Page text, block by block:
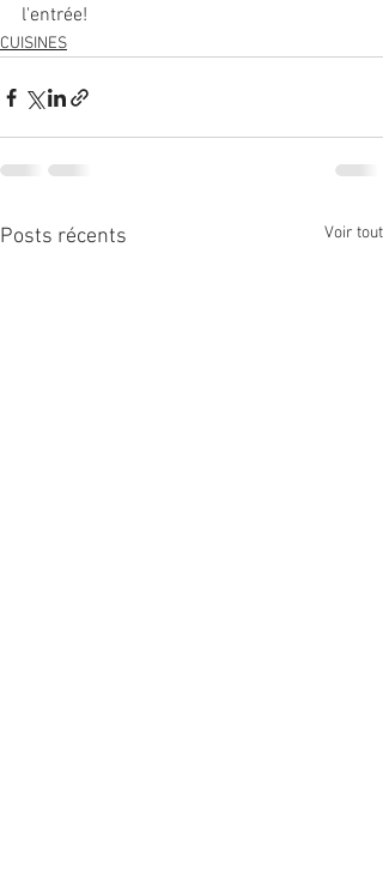
l'entrée!
CUISINES
Posts récents Voir tout